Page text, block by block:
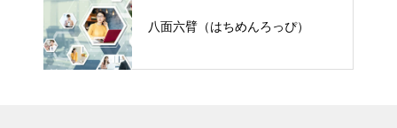
八面六臂（はちめんろっぴ）